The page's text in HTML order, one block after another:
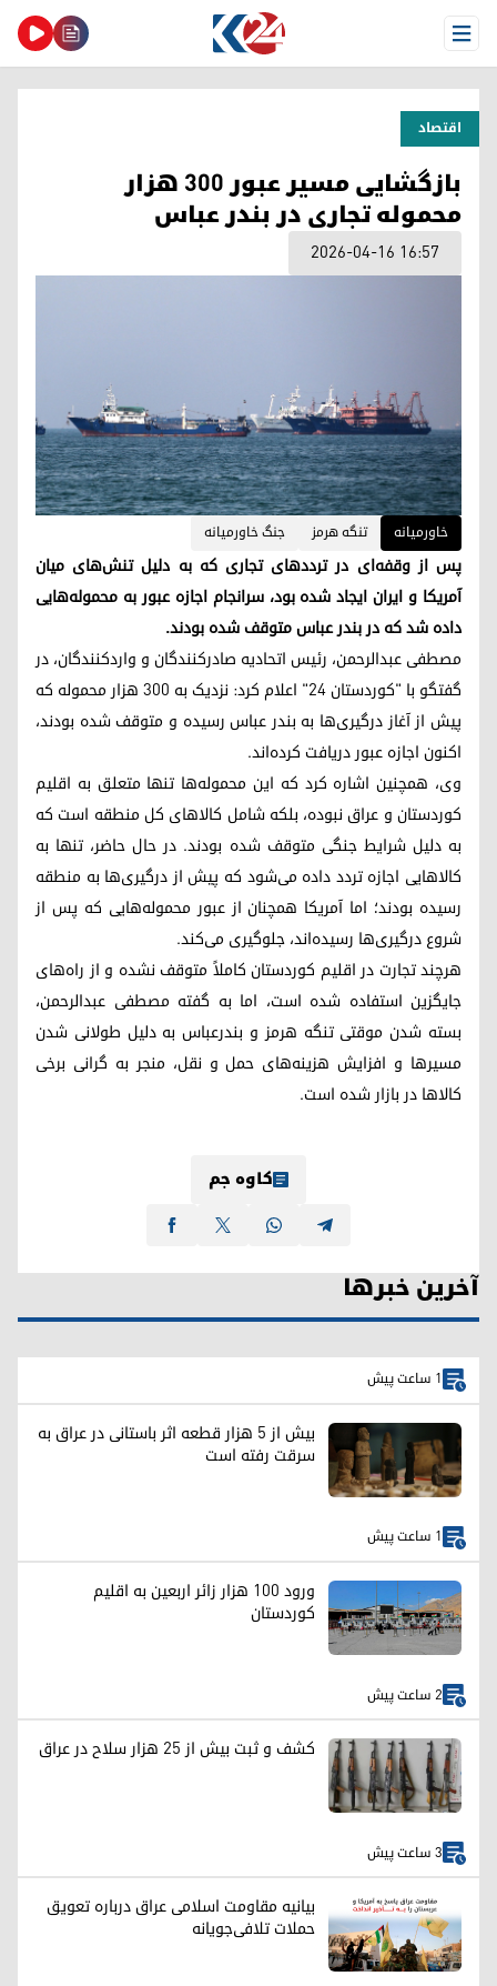
Open Menu
اقتصاد
بازگشایی مسیر عبور ۳۰۰ هزار
محموله تجاری در بندر عباس
2026-04-16 16:57
خاورمیانه تنگه هرمز جنگ خاورمیانە
پس از وقفه‌ای در ترددهای تجاری که به دلیل تنش‌های میان
آمریکا و ایران ایجاد شده بود، سرانجام اجازه عبور به محموله‌هایی
داده شد که در بندر عباس متوقف شده بودند.
مصطفی عبدالرحمن، رئیس اتحادیه صادرکنندگان و واردکنندگان، در
گفتگو با "کوردستان ۲۴" اعلام کرد: نزدیک به ۳۰۰ هزار محموله که
پیش از آغاز درگیری‌ها به بندر عباس رسیده و متوقف شده بودند،
اکنون اجازه عبور دریافت کرده‌اند.
وی، همچنین اشاره کرد که این محموله‌ها تنها متعلق به اقلیم
کوردستان و عراق نبوده، بلکه شامل کالاهای کل منطقه است که
به دلیل شرایط جنگی متوقف شده بودند. در حال حاضر، تنها به
کالاهایی اجازه تردد داده می‌شود که پیش از درگیری‌ها به منطقه
رسیده بودند؛ اما آمریکا همچنان از عبور محموله‌هایی که پس از
شروع درگیری‌ها رسیده‌اند، جلوگیری می‌کند.
هرچند تجارت در اقلیم کوردستان کاملاً متوقف نشده و از راه‌های
جایگزین استفاده شده است، اما به گفته مصطفی عبدالرحمن،
بسته شدن موقتی تنگه هرمز و بندرعباس به دلیل طولانی شدن
مسیرها و افزایش هزینه‌های حمل و نقل، منجر به گرانی برخی
کالاها در بازار شده است.
کاوە جم
آخرین خبرها
1 ساعت پیش
بیش از ۵ هزار قطعه اثر باستانی در عراق به
سرقت رفته است
1 ساعت پیش
ورود ۱۰۰ هزار زائر اربعین به اقلیم
کوردستان
2 ساعت پیش
کشف و ثبت بیش از ۲۵ هزار سلاح در عراق
3 ساعت پیش
بیانیه مقاومت اسلامی عراق درباره تعویق
حملات تلافی‌جویانه